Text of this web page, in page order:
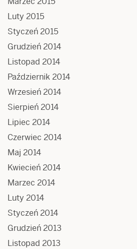
Luty 2015
Styczeń 2015
Grudzień 2014
Listopad 2014
Październik 2014
Wrzesień 2014
Sierpień 2014
Lipiec 2014
Czerwiec 2014
Maj 2014
Kwiecień 2014
Marzec 2014
Luty 2014
Styczeń 2014
Grudzień 2013
Listopad 2013